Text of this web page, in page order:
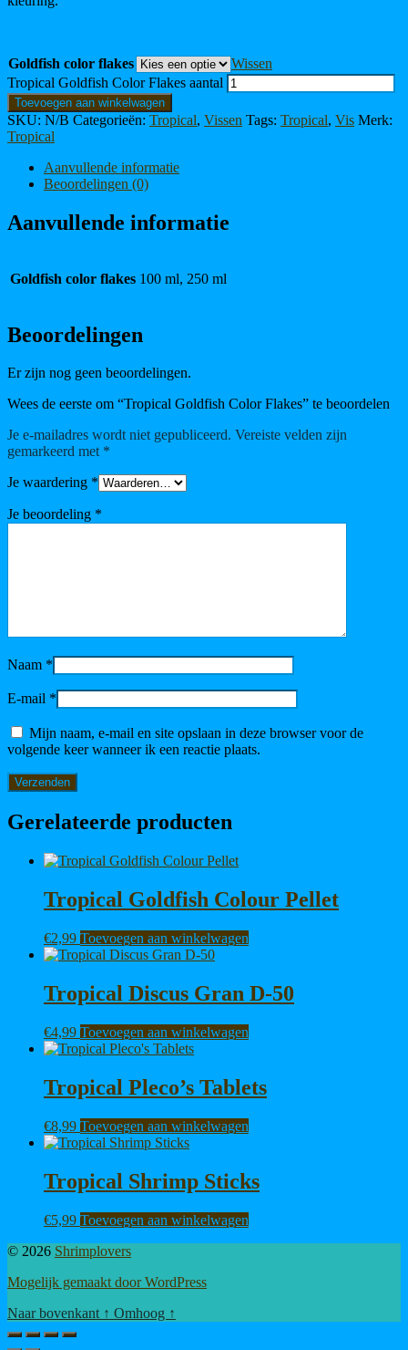
Goldfish color flakes
Wissen
Tropical Goldfish Color Flakes aantal
Toevoegen aan winkelwagen
SKU: N/B Categorieën: Tropical, Vissen Tags: Tropical, Vis Merk:
Tropical
Aanvullende informatie
Beoordelingen (0)
Aanvullende informatie
Goldfish color flakes 100 ml, 250 ml
Beoordelingen
Er zijn nog geen beoordelingen.
Wees de eerste om “Tropical Goldfish Color Flakes” te beoordelen
Je e-mailadres wordt niet gepubliceerd. Vereiste velden zijn
gemarkeerd met *
Je waardering *
Je beoordeling *
Naam *
E-mail *
Mijn naam, e-mail en site opslaan in deze browser voor de
volgende keer wanneer ik een reactie plaats.
Gerelateerde producten
Tropical Goldfish Colour Pellet
€2,99 Toevoegen aan winkelwagen
Tropical Discus Gran D-50
€4,99 Toevoegen aan winkelwagen
Tropical Pleco’s Tablets
€8,99 Toevoegen aan winkelwagen
Tropical Shrimp Sticks
€5,99 Toevoegen aan winkelwagen
© 2026 Shrimplovers
Mogelijk gemaakt door WordPress
Naar bovenkant ↑ Omhoog ↑